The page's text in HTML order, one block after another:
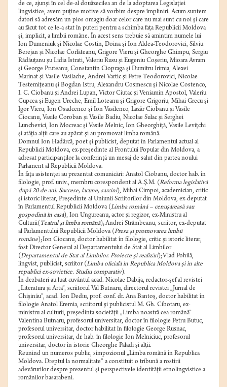
de ce, ajunşi în cel de-al douăzecilea an de la adoptarea Legislaţiei
lingvistice, avem puţine motive să vorbim despre împliniri. Acum suntem
datori să adresăm un pios omagiu doar celor care nu mai sunt cu noi şi care
au făcut tot ce le-a stat în puteri pentru a schimba faţa Republicii Moldova
şi, implicit, a limbii române. În acest sens trebuie să amintim numele lui
Ion Dumeniuk şi Nicolae Costin, Doina şi Ion Aldea-Teodorovici, Silviu
Berejan şi Nicolae Corlăteanu, Grigore Vieru şi Gheorghe Ghimpu, Sergiu
Rădăuţanu şu Lidia Istrati, Valeriu Rusu şi Eugeniu Coşeriu, Mioara Avram
şi George Pruteanu, Constantin Ciopraga şi Dumitru Irimia, Alexei
Marinat şi Vasile Vasilache, Andrei Vartic şi Petre Teodorovici, Nicolae
Testemiţeanu şi Bogdan Istru, Alexandru Cosmescu şi Nicolae Costenco,
I. C. Ciobanu şi Andrei Lupan, Victor Ciutac şi Veniamin Apostol, Valeriu
Cupcea şi Eugen Ureche, Emil Loteanu şi Grigore Grigoriu, Mihai Grecu şi
Igor Vieru, Ion Osadcenco şi Ion Vasilenco, Lazăr Ciobanu şi Vasile
Ciocanu, Vasile Coroban şi Vasile Badiu, Nicolae Sulac şi Serghei
Lunchevici, Ion Mocreac şi Vasile Melnic, Ion Gheorghiţă, Vasile Leviţchi
şi atâţia alţii care au apărat şi au promovat limba română.
Domnul Ion Hadârcă, poet şi publicist, deputat în Parlamentul actual al
Republicii Moldova, ex-preşedinte al Frontului Popular din Moldova, a
adresat participanţilor la conferinţă un mesaj de salut din partea noului
Parlament al Republicii Moldova.
În faţa asistenţei au prezentat comunicări: Anatol Ciobanu, doctor hab. în
filologie, prof. univ., membru corespondent al A.Ş.M. (Reforma legislativă
după 20 de ani. Succese, lacune, sarcini), Mihai Cimpoi, academician, critic
şi istoric literar, Preşedinte al Uniunii Scriitorilor din Moldova, ex-deputat
în Parlamentul Republicii Moldova (Limba română – cenuşăreasă sau
gospodină în casă), Ion Ungureanu, actor şi regizor, ex-Ministru al
Culturii( Teatrul şi limba română);Andrei Strâmbeanu, scriitor, ex-deputat
al Parlamentului Republicii Moldova (Presa şi promovarea limbii
române);Ion Ciocanu, doctor habilitat în filologie, critic şi istoric literar,
fost Director General al Departamentului de Stat al Limbilor
(Departamentul de Stat al Limbilor. Proiecte şi realizări);Vlad Pohilă,
lingvist, publicist, scriitor (Limba oficială în Republica Moldova şi în alte
republici ex-sovietice. Studiu comparativ).
În dezbateri au luat cuvântul acad. Nicolae Dabija, redactor-şef al revistei
„Literatura şi Arta”, scriitorul Val Butnaru, directorul revistei „Jurnal de
Chişinău”, acad. Ion Dediu, prof. conf. dr. Ana Bantoş, doctor habilitat în
filologie Anatol Eremia, scriitorul şi publicistul M. Gh. Cibotaru, ex-
ministru al culturii, preşedinta societăţii „Limba noastră cea română”
Valentina Butnaru, profesorul universitar, doctor în filologie Petru Butuc,
profesorul universitar, doctor habilitat în filologie George Rusnac,
profesorul universitar, dr. hab. în filologie Ion Melniciuc, profesorul
universitar, doctor în istorie Gheorghe Paladi şi alţii.
Reunind un numeros public, simpozionul „Limba română în Republica
Moldova. Dreptul la normalitate” a constituit o tribună a rostirii
adevărurilor despre prezentul şi perspectivele identităţii etnolingvistice a
românilor basarabeni.